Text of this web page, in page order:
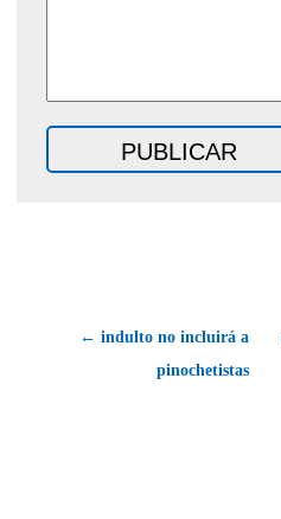
← indulto no incluirá a
pinochetistas